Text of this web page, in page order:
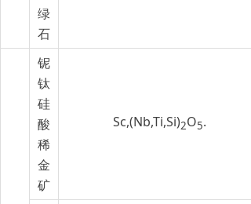
绿
石
铌
钛
硅
酸
稀
金
矿
Sc,(Nb,Ti,Si)2O5.